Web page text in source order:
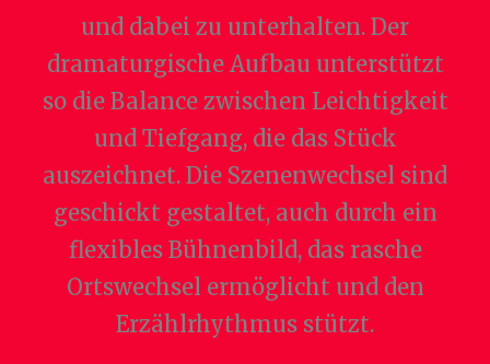
und dabei zu unterhalten. Der
dramaturgische Aufbau unterstützt
so die Balance zwischen Leichtigkeit
und Tiefgang, die das Stück
auszeichnet. Die Szenenwechsel sind
geschickt gestaltet, auch durch ein
flexibles Bühnenbild, das rasche
Ortswechsel ermöglicht und den
Erzählrhythmus stützt.